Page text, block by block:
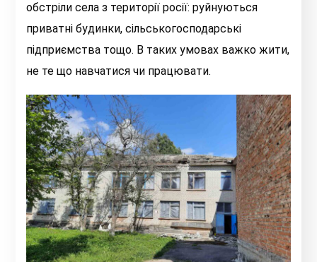
обстріли села з території росії: руйнуються
приватні будинки, сільськогосподарські
підприємства тощо. В таких умовах важко жити,
не те що навчатися чи працювати.